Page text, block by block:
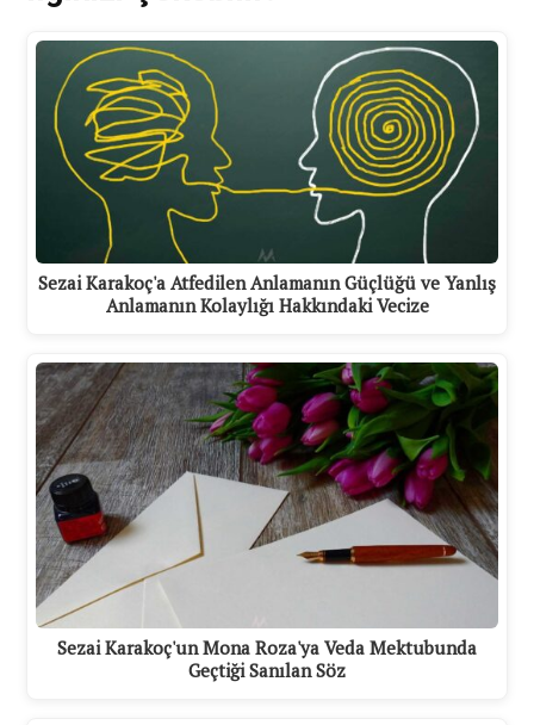
Sezai Karakoç'a Atfedilen Anlamanın Güçlüğü ve Yanlış
Anlamanın Kolaylığı Hakkındaki Vecize
Sezai Karakoç'un Mona Roza'ya Veda Mektubunda
Geçtiği Sanılan Söz